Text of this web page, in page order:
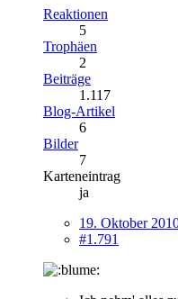
Reaktionen
5
Trophäen
2
Beiträge
1.117
Blog-Artikel
6
Bilder
7
Karteneintrag
ja
19. Oktober
#1.791